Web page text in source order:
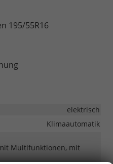
195/55R16
elektrisch
Klimaautomatik
Multifunktionen, mit